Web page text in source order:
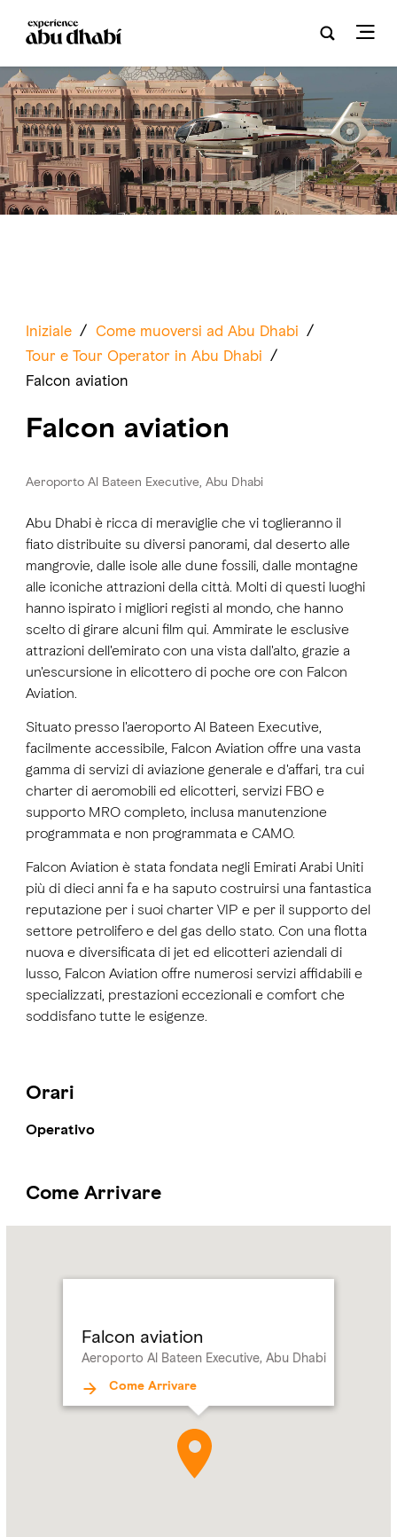
Iniziale / Come muoversi ad Abu Dhabi /
Tour e Tour Operator in Abu Dhabi /
Falcon aviation
Falcon aviation
Aeroporto Al Bateen Executive, Abu Dhabi
Abu Dhabi è ricca di meraviglie che vi toglieranno il
fiato distribuite su diversi panorami, dal deserto alle
mangrovie, dalle isole alle dune fossili, dalle montagne
alle iconiche attrazioni della città. Molti di questi luoghi
hanno ispirato i migliori registi al mondo, che hanno
scelto di girare alcuni film qui. Ammirate le esclusive
attrazioni dell'emirato con una vista dall'alto, grazie a
un'escursione in elicottero di poche ore con Falcon
Aviation.
Situato presso l'aeroporto Al Bateen Executive,
facilmente accessibile, Falcon Aviation offre una vasta
gamma di servizi di aviazione generale e d'affari, tra cui
charter di aeromobili ed elicotteri, servizi FBO e
supporto MRO completo, inclusa manutenzione
programmata e non programmata e CAMO.
Falcon Aviation è stata fondata negli Emirati Arabi Uniti
più di dieci anni fa e ha saputo costruirsi una fantastica
reputazione per i suoi charter VIP e per il supporto del
settore petrolifero e del gas dello stato. Con una flotta
nuova e diversificata di jet ed elicotteri aziendali di
lusso, Falcon Aviation offre numerosi servizi affidabili e
specializzati, prestazioni eccezionali e comfort che
soddisfano tutte le esigenze.
Orari
Operativo
Come Arrivare
Address:Aeroporto
Falcon aviation
Aeroporto Al Bateen Executive, Abu Dhabi
Come Arrivare